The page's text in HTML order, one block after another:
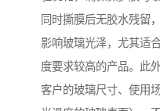
同时撕膜后无胶水残留
影响玻璃光泽，尤其适
度要求较高的产品。此
客户的玻璃尺寸、使用